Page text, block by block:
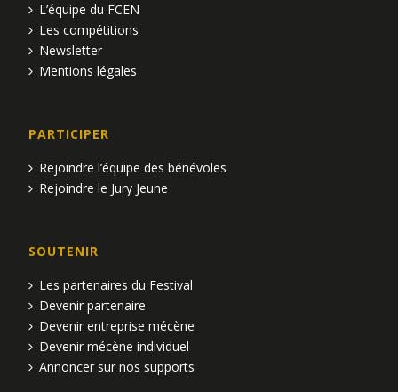
L’équipe du FCEN
Les compétitions
Newsletter
Mentions légales
PARTICIPER
Rejoindre l’équipe des bénévoles
Rejoindre le Jury Jeune
SOUTENIR
Les partenaires du Festival
Devenir partenaire
Devenir entreprise mécène
Devenir mécène individuel
Annoncer sur nos supports